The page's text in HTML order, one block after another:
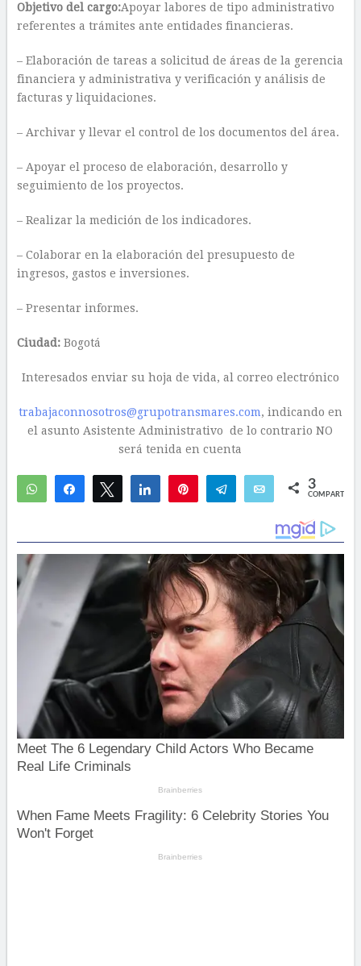
Objetivo del cargo:Apoyar labores de tipo administrativo
referentes a trámites ante entidades financieras.
– Elaboración de tareas a solicitud de áreas de la gerencia
financiera y administrativa y verificación y análisis de
facturas y liquidaciones.
– Archivar y llevar el control de los documentos del área.
– Apoyar el proceso de elaboración, desarrollo y
seguimiento de los proyectos.
– Realizar la medición de los indicadores.
– Colaborar en la elaboración del presupuesto de
ingresos, gastos e inversiones.
– Presentar informes.
Ciudad:Bogotá
Interesados enviar su hoja de vida, al correo electrónico
trabajaconnosotros@grupotransmares.com, indicando en
el asunto Asistente Administrativo de lo contrario NO
será tenida en cuenta
WhatsAppCompartirTwittear Compartir Telegram Email 3
COMPARTIR